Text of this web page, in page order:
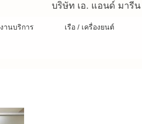
บริษัท เอ. แอนด์ มารี
งานบริการ เรือ / เครื่องยนต์